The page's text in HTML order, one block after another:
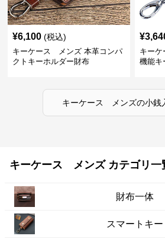
¥6,100 (税込)
キーケース メンズ 本革コンパ
クトキーホルダー財布
¥
キー
機能キ
キーケース メンズの小銭
キーケース メンズ カテゴリ一
財布一体
スマートキー